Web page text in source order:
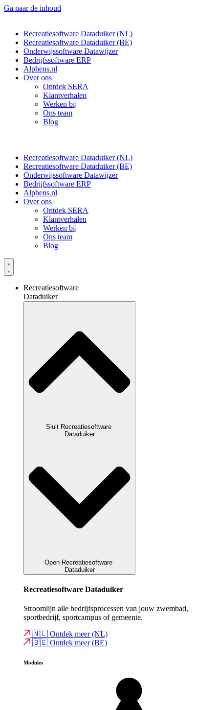
Ga naar de inhoud
Recreatiesoftware Dataduiker (NL)
Recreatiesoftware Dataduiker (BE)
Onderwijssoftware Datawijzer
Bedrijfssoftware ERP
Alphens.nl
Over ons
Ontdek SERA
Klantverhalen
Werken bij
Ons team
Blog
Recreatiesoftware Dataduiker (NL)
Recreatiesoftware Dataduiker (BE)
Onderwijssoftware Datawijzer
Bedrijfssoftware ERP
Alphens.nl
Over ons
Ontdek SERA
Klantverhalen
Werken bij
Ons team
Blog
Recreatiesoftware
Dataduiker
Sluit Recreatiesoftware
Dataduiker
Open Recreatiesoftware
Dataduiker
Recreatiesoftware Dataduiker
Stroomlijn alle bedrijfsprocessen van jouw zwembad,
sportbedrijf, sportcampus of gemeente.
🇳🇱 Ontdek meer (NL)
🇧🇪 Ontdek meer (BE)
Modules